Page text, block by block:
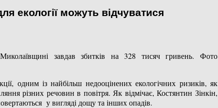
екології можуть відчуватися
завдав збитків на 328 тисяч гривень. Фото
одним із найбільш недооцінених екологічних ризиків, як
різних речовин в повітря. Як відмічає, Костянтин Зінкін,
у вигляді дощу та інших опадів.